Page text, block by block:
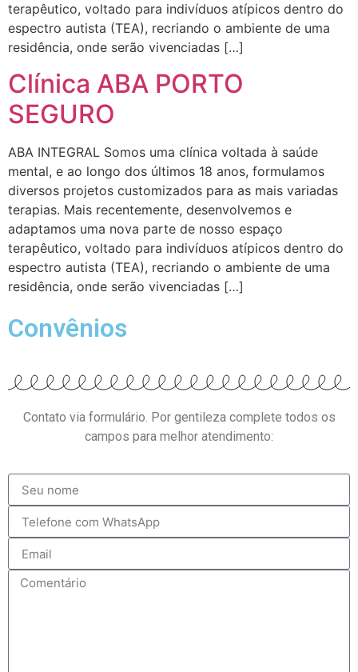
terapêutico, voltado para indivíduos atípicos dentro do
espectro autista (TEA), recriando o ambiente de uma
residência, onde serão vivenciadas […]
Clínica ABA PORTO
SEGURO
ABA INTEGRAL Somos uma clínica voltada à saúde
mental, e ao longo dos últimos 18 anos, formulamos
diversos projetos customizados para as mais variadas
terapias. Mais recentemente, desenvolvemos e
adaptamos uma nova parte de nosso espaço
terapêutico, voltado para indivíduos atípicos dentro do
espectro autista (TEA), recriando o ambiente de uma
residência, onde serão vivenciadas […]
Convênios
Contato via formulário. Por gentileza complete todos os
campos para melhor atendimento: